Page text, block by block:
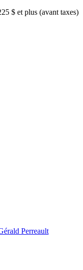
$ et plus (avant taxes)